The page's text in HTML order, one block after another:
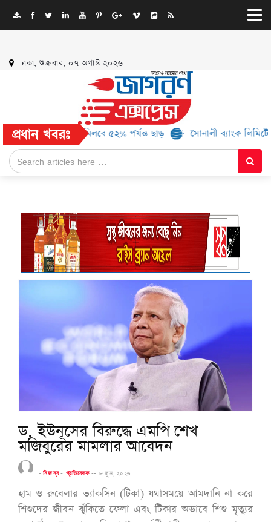
ঢাকা, শুক্রবার, ০৭ অগাস্ট ২০২৬
প্রধান খবরঃ
১৬ ব্র্যান্ড, মিলবে ৫২% পর্যন্ত ছাড় সোনালী ব্যাংক লিমিটেড-এর
ড. ইউনূসের বিরুদ্ধে এমপি শেখ
মজিবুরের মামলার আবেদন
-নিজস্ব- প্রতিবেদক-- ৮ জুন, ২০২৬
হাম ও রুবেলার ভ্যাকসিন (টিকা) যথাসময়ে আমদানি না করে
শিশুদের জীবন ঝুঁকিতে ফেলা এবং টিকার অভাবে শিশু মৃত্যুর